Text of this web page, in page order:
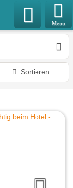
Menu
Sortieren